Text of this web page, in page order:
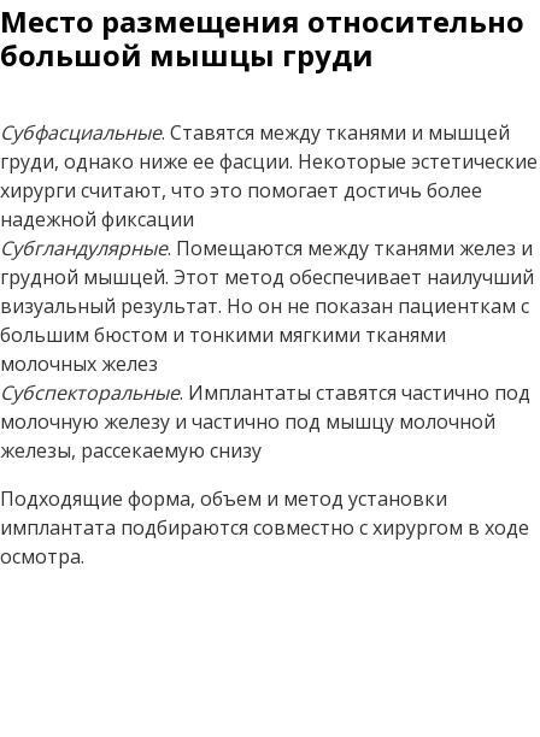
Место размещения относительно
большой мышцы груди
Субфасциальные. Ставятся между тканями и мышцей
груди, однако ниже ее фасции. Некоторые эстетические
хирурги считают, что это помогает достичь более
надежной фиксации
Субгландулярные. Помещаются между тканями желез и
грудной мышцей. Этот метод обеспечивает наилучший
визуальный результат. Но он не показан пациенткам с
большим бюстом и тонкими мягкими тканями
молочных желез
Субспекторальные. Имплантаты ставятся частично под
молочную железу и частично под мышцу молочной
железы, рассекаемую снизу
Подходящие форма, объем и метод установки
имплантата подбираются совместно с хирургом в ходе
осмотра.